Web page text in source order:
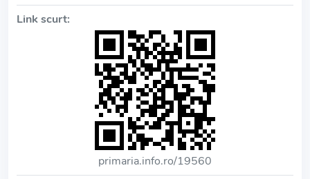
Link scurt:
primaria.info.ro/19560